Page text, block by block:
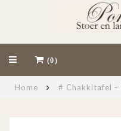
(0)
Home # Chakkitafel -